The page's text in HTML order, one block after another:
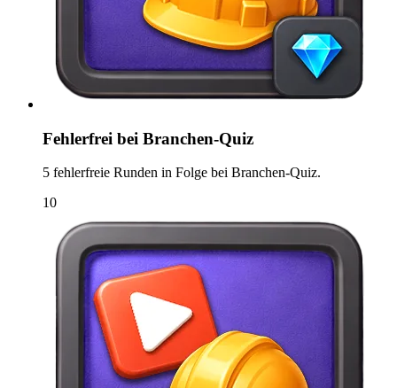
Fehlerfrei bei Branchen-Quiz
5 fehlerfreie Runden in Folge bei Branchen-Quiz.
10